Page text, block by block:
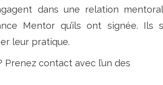
dans une relation
Mentor qu’ils ont signée. Ils
leur pratique.
contact avec l’un des